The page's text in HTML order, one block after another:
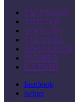
FACEBOOK
TWITTER
GOOGLE+
YOUTUBE
INSTAGRAM
TUMBLR
İLETİŞİM
facebook
twitter